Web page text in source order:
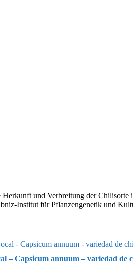
und Verbreitung der Chilisorte
Institut für Pflanzengenetik und
– Capsicum annuum – variedad de